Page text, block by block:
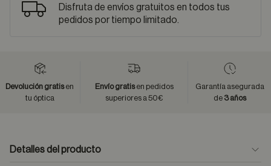
Disfruta de envíos gratuitos en todos tus
pedidos por tiempo limitado.
Devolución gratisen
tu óptica
Envío gratisen pedidos
superiores a 50€
Garantía asegurada
de 3 años
Detalles del producto